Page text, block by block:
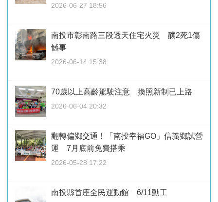
2026-06-27 18:56
南投市彰南路三段透天住宅火災 釀2死1傷
憾事
2026-06-14 15:38
70歲以上高齡駕駛注意 換照新制已上路
2026-06-04 20:32
翻轉偏鄉交通！「南投幸福GO」信義鄉試營
運 7月底前免費搭乘
2026-05-28 17:22
南投縣首座全民運動館 6/11動工